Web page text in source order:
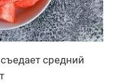
средний